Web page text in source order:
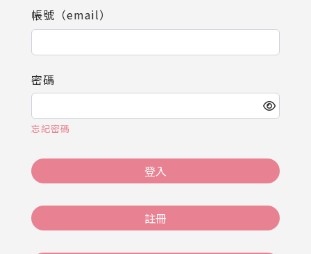
它站開課
推薦工具
服務體驗設計課
媒體報導
帳號（email）
密碼
忘記密碼
登入
註冊